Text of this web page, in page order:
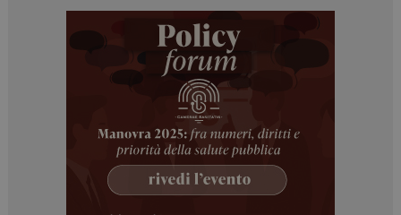
Necessari Marketing
I cookie necessari contribuiscono a rendere fruibile il
sito web abilitandone funzionalità di base quali la
navigazione sulle pagine e l'accesso alle aree
protette del sito. Il sito web non è in grado di
funzionare correttamente senza questi cookie.
NOME
FORNITORE / DOMINIO